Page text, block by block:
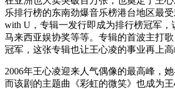
乐排行榜的东南劲爆音乐榜港台地区最
with U，专辑一发行即成为排行榜冠军
马来西亚娱协奖等等。专辑的首波主打
冠军，这张专辑也让王心凌的事业再上
2006年王心凌迎来人气偶像的最高峰，
而该剧的主题曲《彩虹的微笑》也成为王